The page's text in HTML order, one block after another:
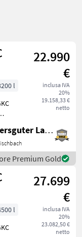
22.990
€
inclusa IVA
20%
19.158,33 €
netto
l
-
22.5
Sommersguter Landmaschinen GmbH
Premium Gold
27.699
€
inclusa IVA
20%
23.082,50 €
netto
l